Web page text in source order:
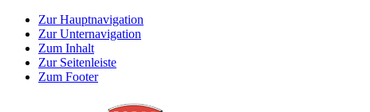
Zur Hauptnavigation
Zur Unternavigation
Zum Inhalt
Zur Seitenleiste
Zum Footer